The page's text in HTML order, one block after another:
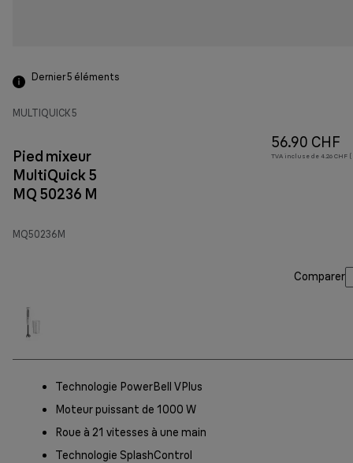
Dernier 5 éléments
MULTIQUICK 5
Pied mixeur
MultiQuick 5
MQ 50236 M
MQ50236M
56.90 CHF
TVA incluse de 4.26 CHF (
Comparer
Technologie PowerBell VPlus
Moteur puissant de 1000 W
Roue à 21 vitesses à une main
Technologie SplashControl